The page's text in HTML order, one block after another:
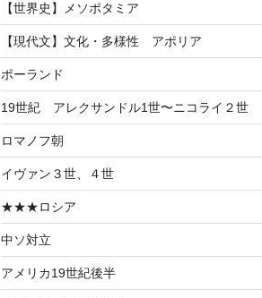
【世界史】メソポタミア
【現代文】文化・多様性 アポリア
ポーランド
19世紀 アレクサンドル1世〜ニコライ２世
ロマノフ朝
イヴァン３世、４世
★★★ロシア
中ソ対立
アメリカ19世紀後半